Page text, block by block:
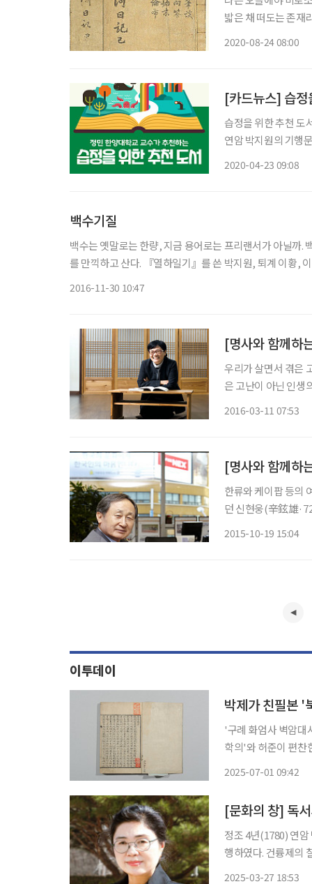
밟은 채 떠도는 존재
2020-08-24 08:00
[카드뉴스] 습
습정을 위한 추천 도서 -by 정민 열하일기 (박지원 저) 18세
연암 박지원의 기행
2020-04-23 09:08
백수기질
백수는 옛말로는 한량, 지금 용어로는 프리랜서가 아닐까.
를 만끽하고 산다. 『열하일기』를 쓴 박지원, 퇴계 이황,
2016-11-30 10:47
우리가 살면서 겪은
은 고난이 아닌 인생
2016-03-11 07:53
한류와 케이팝 등의
던 신현웅(辛鉉雄
2015-10-19 15:04
이투데이
박제가 친필본 '
'구례 화엄사 벽암대사비' 등 총 9건
학의'와 허준이 편찬한 의
2025-07-01 09:42
[문화의 창] 독
정조 4년(1780) 연
행하였다. 건륭제의
2025-03-27 18:53